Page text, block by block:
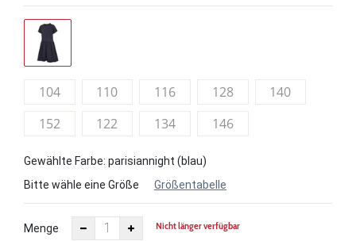
104 110 116 128
140
152
122 134 146
Gewählte Farbe: parisiannight (blau)
Bitte wähle eine Größe
Größentabelle
Menge Nicht länger verfügbar